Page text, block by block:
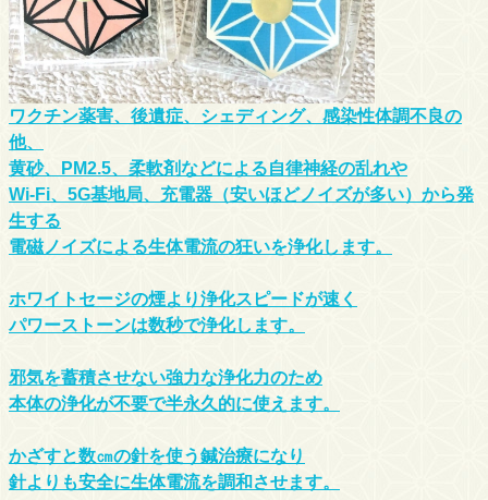
ワクチン薬害、後遺症、シェディング、感染性体調不良の
他、
黄砂、PM2.5、柔軟剤などによる自律神経の乱れや
Wi-Fi、5G基地局、充電器（安いほどノイズが多い）から発
生する
電磁ノイズによる生体電流の狂いを浄化します。
ホワイトセージの煙より浄化スピードが速く
パワーストーンは数秒で浄化します。
邪気を蓄積させない強力な浄化力のため
本体の浄化が不要で半永久的に使えます。
かざすと数㎝の針を使う鍼治療になり
針よりも安全に生体電流を調和させます。